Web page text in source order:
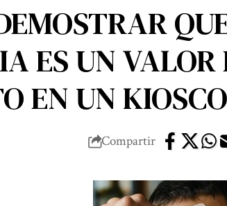
ES UN VALOR
EN UN
Compartir